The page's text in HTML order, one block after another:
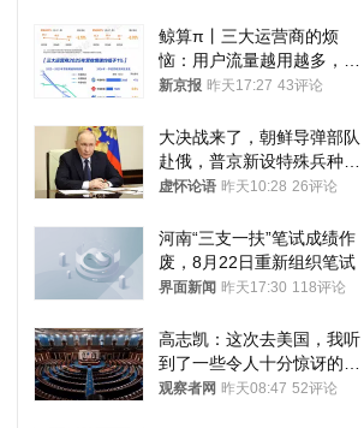
鲸算π丨三大运营商的烦
恼：用户流量越用越多，收
入却越来越少
新京报 昨天17:27 43评论
大决战来了，朝鲜导弹部队
赴俄，普京新设特殊兵种，
76岁老将扛旗
虚怀论语 昨天10:28 26评论
河南“三支一扶”笔试成绩作
废，8月22日重新组织笔试
界面新闻 昨天17:30 118评论
高志凯：这次去美国，我听
到了一些令人十分惊讶的消
息
观察者网 昨天08:47 52评论